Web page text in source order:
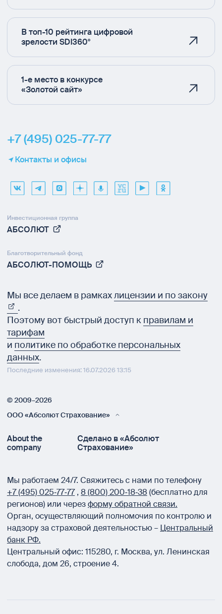
В топ-10 рейтинга цифровой
зрелости SDI360°
1-е место в конкурсе
«Золотой сайт»
+7 (495) 025-77-77
Контакты и офисы
Инвестиционная группа
АБСОЛЮТ
Благотворительный фонд
АБСОЛЮТ-ПОМОЩЬ
Мы все делаем в рамкахлицензии и по закону
.
Поэтому вот быстрый доступ к правилам и
тарифам
и политике по обработке персональных
данных.
Последние изменения: 16.07.2026 13:15
© 2009–2026
ООО «Абсолют Страхование»
About the
company
Сделано в «Абсолют
Страхование»
Мы работаем 24/7. Свяжитесь с нами по телефону
+7 (495) 025‑77‑77 , 8 (800) 200‑18‑38(бесплатно для
регионов) или черезформу обратной связи.
Орган, осуществляющий полномочия по контролю и
надзору за страховой деятельностью – Центральный
банк РФ.
Центральный офис: 115280, г. Москва, ул. Ленинская
слобода, дом 26, строение 4.